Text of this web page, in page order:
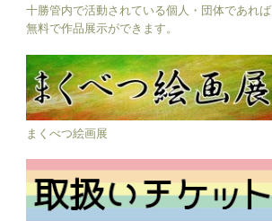
十勝管内で活動されている個人・団体であれば
無料で作品展示ができます。
まくべつ絵画展